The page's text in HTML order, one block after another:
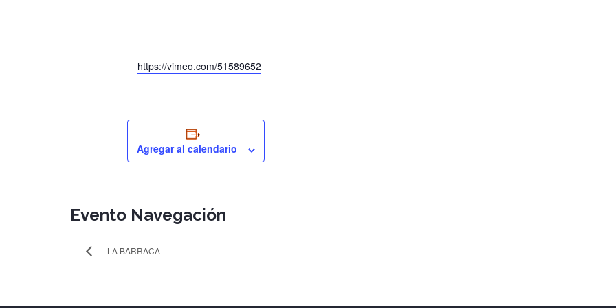
https://vimeo.com/51589652
Agregar al calendario
Evento Navegación
LA BARRACA